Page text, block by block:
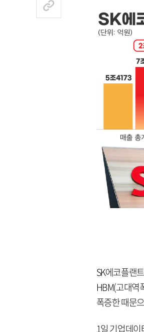
SK에코플랜
HBM(고대역
폭증한 때문
1일 기업데